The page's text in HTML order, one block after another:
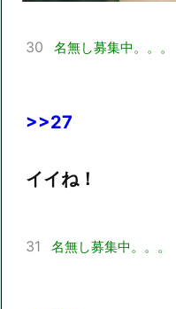
30 名無し募集中。。。
>>27
イイね！
31 名無し募集中。。。